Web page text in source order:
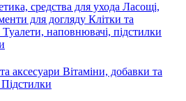
средства для ухода Ласощі,
для догляду Клітки та
Туалети, наповнювачі, підстилки
аксесуари Вітаміни, добавки та
Підстилки